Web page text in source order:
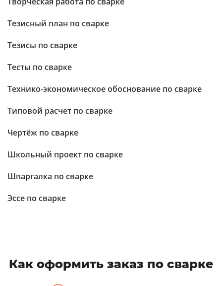
Тезисный план по сварке
Тезисы по сварке
Тесты по сварке
Технико-экономическое обоснование по сварке
Типовой расчет по сварке
Чертёж по сварке
Школьный проект по сварке
Шпаргалка по сварке
Эссе по сварке
Как оформить заказ по сварке